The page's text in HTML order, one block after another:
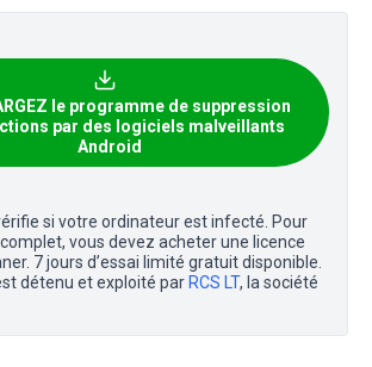
le programme de suppression
par des logiciels malveillants
Android
si votre ordinateur est infecté. Pour
vous devez acheter une licence
7 jours d’essai limité gratuit disponible.
détenu et exploité par RCS LT, la société